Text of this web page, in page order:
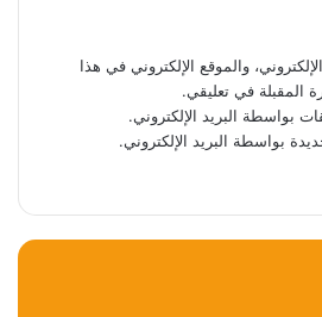
والموقع الإلكتروني في هذا
المقبلة في تعليقي.
بواسطة البريد الإلكتروني.
بواسطة البريد الإلكتروني.